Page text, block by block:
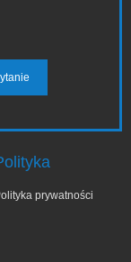
prywatności